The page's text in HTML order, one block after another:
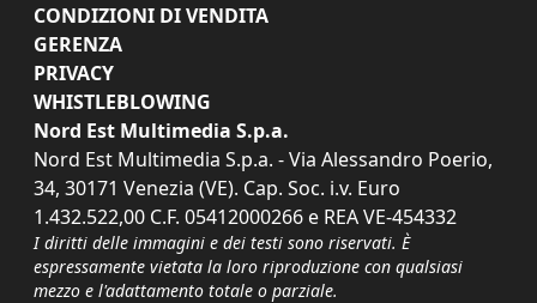
CONDIZIONI DI VENDITA
GERENZA
PRIVACY
WHISTLEBLOWING
Nord Est Multimedia S.p.a.
Nord Est Multimedia S.p.a. - Via Alessandro Poerio,
34, 30171 Venezia (VE). Cap. Soc. i.v. Euro
1.432.522,00 C.F. 05412000266 e REA VE-454332
I diritti delle immagini e dei testi sono riservati. È
espressamente vietata la loro riproduzione con qualsiasi
mezzo e l'adattamento totale o parziale.